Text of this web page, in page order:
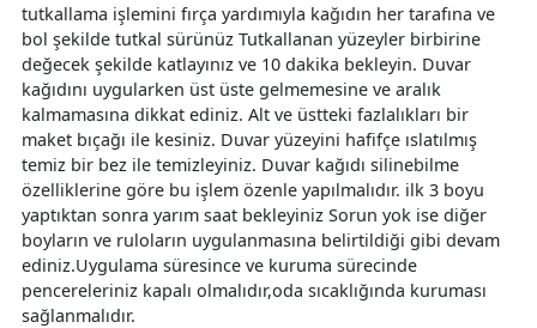
tutkallama işlemini fırça yardımıyla kağıdın her tarafına ve
bol şekilde tutkal sürünüz Tutkallanan yüzeyler birbirine
değecek şekilde katlayınız ve 10 dakika bekleyin. Duvar
kağıdını uygularken üst üste gelmemesine ve aralık
kalmamasına dikkat ediniz. Alt ve üstteki fazlalıkları bir
maket bıçağı ile kesiniz. Duvar yüzeyini hafifçe ıslatılmış
temiz bir bez ile temizleyiniz. Duvar kağıdı silinebilme
özelliklerine göre bu işlem özenle yapılmalıdır. ilk 3 boyu
yaptıktan sonra yarım saat bekleyiniz Sorun yok ise diğer
boyların ve ruloların uygulanmasına belirtildiği gibi devam
ediniz.Uygulama süresince ve kuruma sürecinde
pencereleriniz kapalı olmalıdır,oda sıcaklığında kuruması
sağlanmalıdır.